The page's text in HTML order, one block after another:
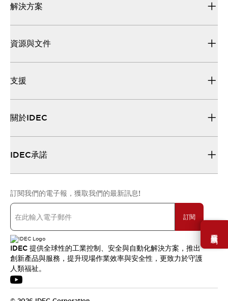
需要幫助嗎？
解決方案
資源與文件
支援
關於IDEC
IDEC承諾
訂閱我們的電子報，獲取我們的最新訊息!
訂閱
IDEC 提供全球性的工業控制、安全與自動化解決方案，推出
創新產品與服務，提升現場作業效率與安全性，更致力於守護
人類福祉。